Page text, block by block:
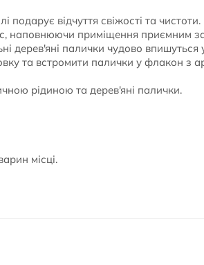
відчуття свіжості та чистоти.
наповнюючи приміщення приємним
дерев'яні палички чудово впишуться
та встромити палички у флакон з
рідиною та дерев'яні палички.
місці.